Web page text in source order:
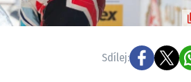
Sdílej: